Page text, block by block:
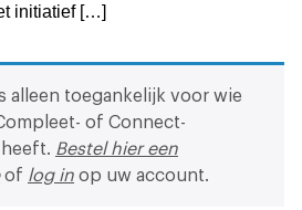
initiatief […]
alleen toegankelijk voor wie
of Connect-
heeft. Bestel hier een
of log in op uw account.